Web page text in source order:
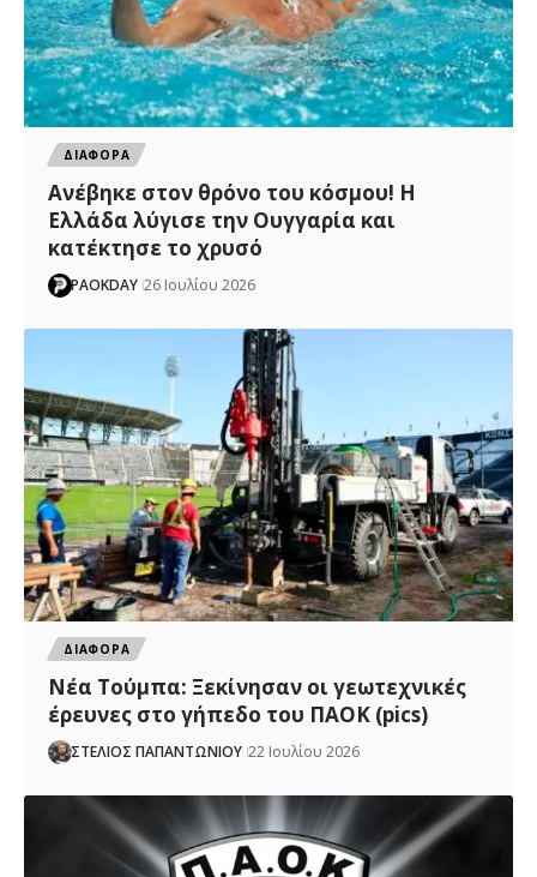
ΔΙΑΦΟΡΑ
Ανέβηκε στον θρόνο του κόσμου! Η
Ελλάδα λύγισε την Ουγγαρία και
κατέκτησε το χρυσό
PAOKDAY 26 Ιουλίου 2026
ΔΙΑΦΟΡΑ
Νέα Τούμπα: Ξεκίνησαν οι γεωτεχνικές
έρευνες στο γήπεδο του ΠΑΟΚ (pics)
ΣΤΕΛΙΟΣ ΠΑΠΑΝΤΩΝΙΟΥ 22 Ιουλίου 2026